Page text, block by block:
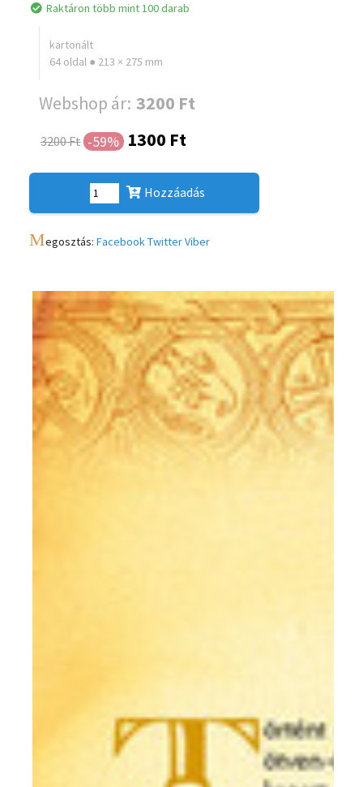
Raktáron több mint 100 darab
kartonált
64 oldal ● 213 × 275 mm
Webshop ár: 3200 Ft
3200 Ft -59% 1300 Ft
Hozzáadás
Megosztás: FacebookTwitterViber